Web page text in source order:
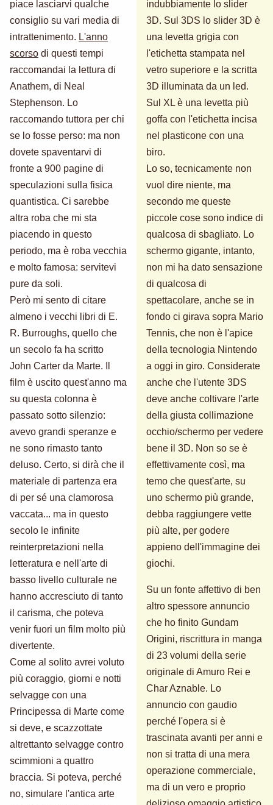
piace lasciarvi qualche
consiglio su vari media di
intrattenimento. L'anno
scorso di questi tempi
raccomandai la lettura di
Anathem, di Neal
Stephenson. Lo
raccomando tuttora per chi
se lo fosse perso: ma non
dovete spaventarvi di
fronte a 900 pagine di
speculazioni sulla fisica
quantistica. Ci sarebbe
altra roba che mi sta
piacendo in questo
periodo, ma è roba vecchia
e molto famosa: servitevi
pure da soli.
Però mi sento di citare
almeno i vecchi libri di E.
R. Burroughs, quello che
un secolo fa ha scritto
John Carter da Marte. Il
film è uscito quest'anno ma
su questa colonna è
passato sotto silenzio:
avevo grandi speranze e
ne sono rimasto tanto
deluso. Certo, si dirà che il
materiale di partenza era
di per sé una clamorosa
vaccata... ma in questo
secolo le infinite
reinterpretazioni nella
letteratura e nell'arte di
basso livello culturale ne
hanno accresciuto di tanto
il carisma, che poteva
venir fuori un film molto più
divertente.
Come al solito avrei voluto
più coraggio, giorni e notti
selvagge con una
Principessa di Marte come
si deve, e scazzottate
altrettanto selvagge contro
scimmioni a quattro
braccia. Si poteva, perché
no, simulare l'antica arte
indubbiamente lo slider
3D. Sul 3DS lo slider 3D è
una levetta grigia con
l'etichetta stampata nel
vetro superiore e la scritta
3D illuminata da un led.
Sul XL è una levetta più
goffa con l'etichetta incisa
nel plasticone con una
biro.
Lo so, tecnicamente non
vuol dire niente, ma
secondo me queste
piccole cose sono indice di
qualcosa di sbagliato. Lo
schermo gigante, intanto,
non mi ha dato sensazione
di qualcosa di
spettacolare, anche se in
fondo ci girava sopra Mario
Tennis, che non è l'apice
della tecnologia Nintendo
a oggi in giro. Considerate
anche che l'utente 3DS
deve anche coltivare l'arte
della giusta collimazione
occhio/schermo per vedere
bene il 3D. Non so se è
effettivamente così, ma
temo che quest'arte, su
uno schermo più grande,
debba raggiungere vette
più alte, per godere
appieno dell'immagine dei
giochi.
Su un fonte affettivo di ben
altro spessore annuncio
che ho finito Gundam
Origini, riscrittura in manga
di 23 volumi della serie
originale di Amuro Rei e
Char Aznable. Lo
annuncio con gaudio
perché l'opera si è
trascinata avanti per anni e
non si tratta di una mera
operazione commerciale,
ma di un vero e proprio